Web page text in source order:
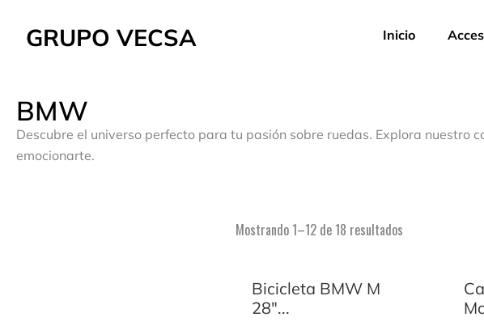
GRUPO VECSA Inicio
BMW
Descubre el universo perfecto para tu pasión sobre ruedas. Explora
emocionarte.
Mostrando 1–12 de 18 resultados
Bicicleta BMW M
28″...